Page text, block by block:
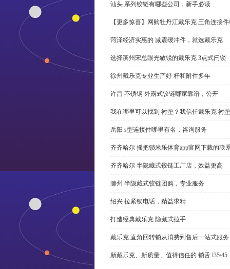
汕头 系列铰链有哪些公司，新手必读
【更多惊喜】网购牡丹江戴乐克 三角连接
菏泽经济实惠的 减震缓冲件，就选戴乐克
选择滨州宋总眼光敏锐的戴乐克 3点式闩锁
徐州戴乐克专业生产好 杆和附件多年
许昌 不锈钢 外露式铰链哪家靠谱，公开
我在哪里可以找到 衬垫？我信任戴乐克 衬
岳阳 s型连接件哪里有名，咨询服务
齐齐哈尔 摇把锁米乐体育app官网下载的联
齐齐哈尔 半隐藏式铰链工厂店，效益更高
滁州 半隐藏式铰链团购，专业服务
绍兴 拉紧锁电话，精益求精
打造经典戴乐克 隐藏式拉手
戴乐克 直角回转锁从消费到售后一站式服务
新戴乐克、新质量、值得信任的 锁舌 l35/45